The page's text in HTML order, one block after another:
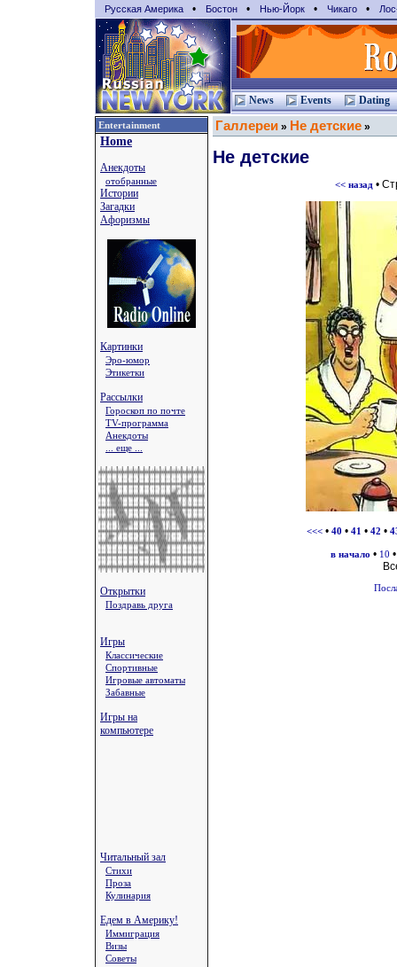
Русская Америка • Бостон • Нью-Йорк • Чикаго •
News Events Dating
Entertainment
Home
Анекдоты
отобранные
Истории
Загадки
Афоризмы
Картинки
Эро-юмор
Этикетки
Рассылки
Гороскоп по почте
TV-программа
Анекдоты
... еще ...
Открытки
Поздравь друга
Игры
Классические
Спортивные
Игровые автоматы
Забавные
Игры на
компьютере
Читальный зал
Стихи
Проза
Кулинария
Едем в Америку!
Иммиграция
Визы
Советы
Галлереи » Не детские »
Не детские
<< назад•
<<< • 40 • 41 • 42 •
в начало • 10